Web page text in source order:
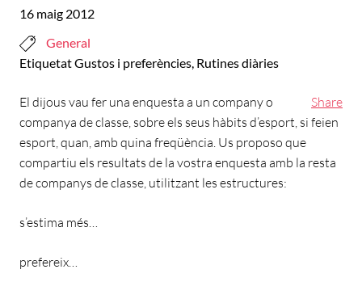
16 maig 2012
General
EtiquetatGustos i preferències, Rutines diàries
Share
El dijous vau fer una enquesta a un company o
companya de classe, sobre els seus hàbits d’esport, si feien
esport, quan, amb quina freqüència. Us proposo que
compartiu els resultats de la vostra enquesta amb la resta
de companys de classe, utilitzant les estructures:
s’estima més…
prefereix…